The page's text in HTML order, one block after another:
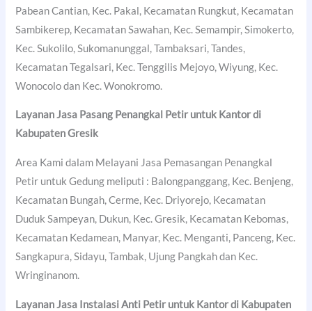
Pabean Cantian, Kec. Pakal, Kecamatan Rungkut, Kecamatan
Sambikerep, Kecamatan Sawahan, Kec. Semampir, Simokerto,
Kec. Sukolilo, Sukomanunggal, Tambaksari, Tandes,
Kecamatan Tegalsari, Kec. Tenggilis Mejoyo, Wiyung, Kec.
Wonocolo dan Kec. Wonokromo.
Layanan Jasa Pasang Penangkal Petir untuk Kantor di
Kabupaten Gresik
Area Kami dalam Melayani Jasa Pemasangan Penangkal
Petir untuk Gedung meliputi : Balongpanggang, Kec. Benjeng,
Kecamatan Bungah, Cerme, Kec. Driyorejo, Kecamatan
Duduk Sampeyan, Dukun, Kec. Gresik, Kecamatan Kebomas,
Kecamatan Kedamean, Manyar, Kec. Menganti, Panceng, Kec.
Sangkapura, Sidayu, Tambak, Ujung Pangkah dan Kec.
Wringinanom.
Layanan Jasa Instalasi Anti Petir untuk Kantor di Kabupaten